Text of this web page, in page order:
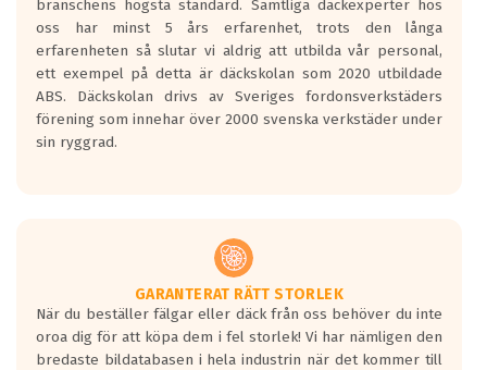
branschens högsta standard. Samtliga däckexperter hos
oss har minst 5 års erfarenhet, trots den långa
erfarenheten så slutar vi aldrig att utbilda vår personal,
ett exempel på detta är däckskolan som 2020 utbildade
ABS. Däckskolan drivs av Sveriges fordonsverkstäders
förening som innehar över 2000 svenska verkstäder under
sin ryggrad.
GARANTERAT RÄTT STORLEK
När du beställer fälgar eller däck från oss behöver du inte
oroa dig för att köpa dem i fel storlek! Vi har nämligen den
bredaste bildatabasen i hela industrin när det kommer till